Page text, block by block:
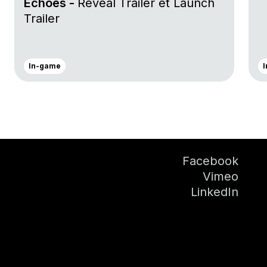
Trailer
In-game
Facebook
Vimeo
LinkedIn